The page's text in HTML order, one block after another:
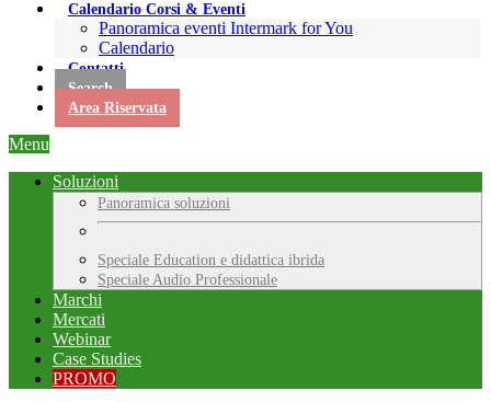
Calendario Corsi & Eventi
Panoramica eventi Intermark for You
Calendario
Contatti
Search
Area Riservata
Menu
Soluzioni
Panoramica soluzioni
Speciale Education e didattica ibrida
Speciale Audio Professionale
Marchi
Mercati
Webinar
Case Studies
PROMO